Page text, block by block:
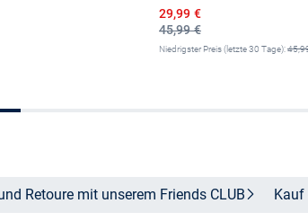
45,99 €
Ermäßigter Preis
29,99 €
Niedrigster Preis (letzte 30 Tage):
Retoure mit unserem Friends CLUB